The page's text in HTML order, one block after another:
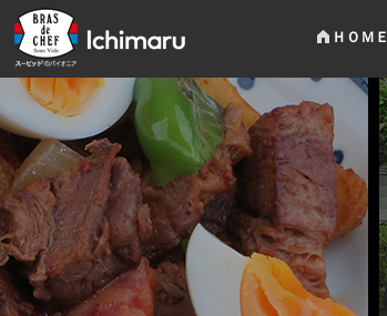
ＨＯＭＥ